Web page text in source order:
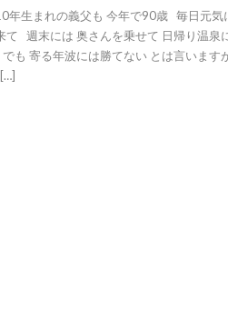
年生まれの義父も 今年で90歳 毎日元気
て 週末には 奥さんを乗せて 日帰り温泉
も 寄る年波には勝てない とは言います